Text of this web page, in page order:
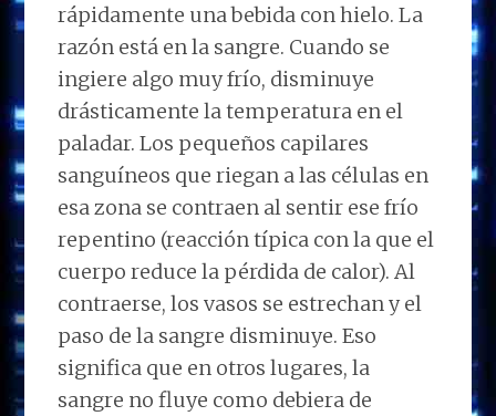
rápidamente una bebida con hielo. La
razón está en la sangre. Cuando se
ingiere algo muy frío, disminuye
drásticamente la temperatura en el
paladar. Los pequeños capilares
sanguíneos que riegan a las células en
esa zona se contraen al sentir ese frío
repentino (reacción típica con la que el
cuerpo reduce la pérdida de calor). Al
contraerse, los vasos se estrechan y el
paso de la sangre disminuye. Eso
significa que en otros lugares, la
sangre no fluye como debiera de